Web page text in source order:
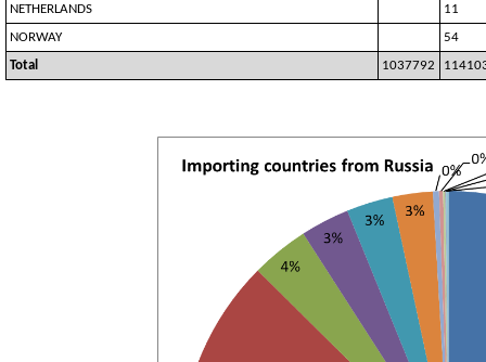
NETHERLANDS
11
NORWAY
54
Total
1037792